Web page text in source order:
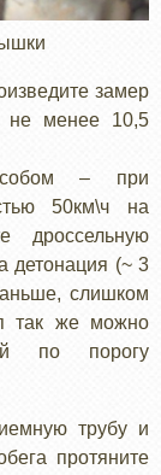
замер
не менее 10,5
– при
50км\ч на
дроссельную
детонация (~ 3
слишком
так же можно
по порогу
трубу и
протяните